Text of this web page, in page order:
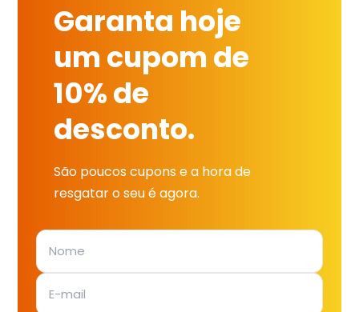
Garanta hoje
um cupom de
10% de
desconto.
São poucos cupons e a hora de
resgatar o seu é agora.